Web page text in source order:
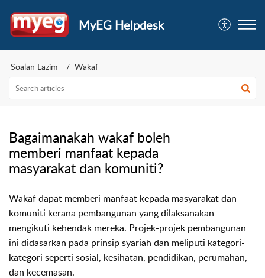
MyEG Helpdesk
Soalan Lazim Wakaf
Bagaimanakah wakaf boleh
memberi manfaat kepada
masyarakat dan komuniti?
Wakaf dapat memberi manfaat kepada masyarakat dan
komuniti kerana pembangunan yang dilaksanakan
mengikuti kehendak mereka. Projek-projek pembangunan
ini didasarkan pada prinsip syariah dan meliputi kategori-
kategori seperti sosial, kesihatan, pendidikan, perumahan,
dan kecemasan.